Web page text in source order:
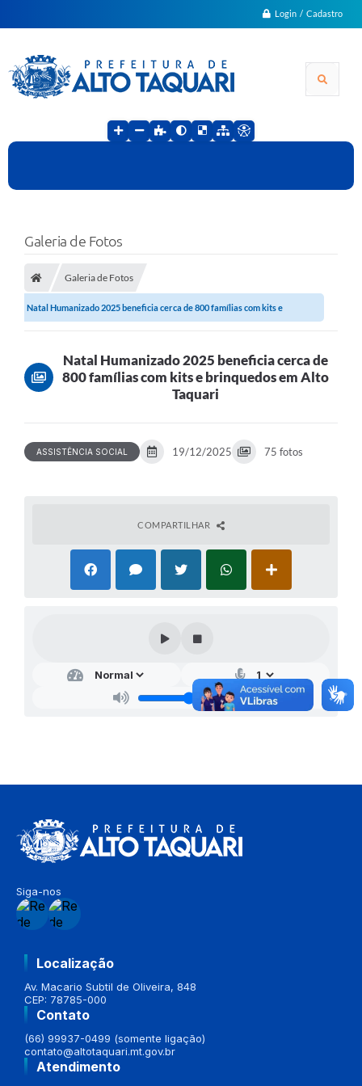
Login / Cadastro
Galeria de Fotos
Galeria de Fotos
Natal Humanizado 2025 beneficia cerca de 800 famílias com kits e
Natal Humanizado 2025 beneficia cerca de
800 famílias com kits e brinquedos em Alto
Taquari
ASSISTÊNCIA SOCIAL 19/12/2025 75 fotos
COMPARTILHAR
Siga-nos
Localização
Av. Macario Subtil de Oliveira, 848
CEP: 78785-000
Contato
(66) 99937-0499 (somente ligação)
contato@altotaquari.mt.gov.br
Atendimento